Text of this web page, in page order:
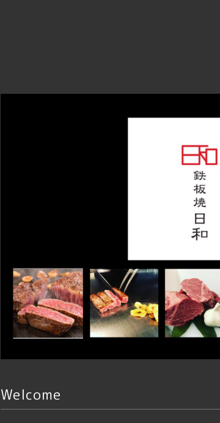
Welcome